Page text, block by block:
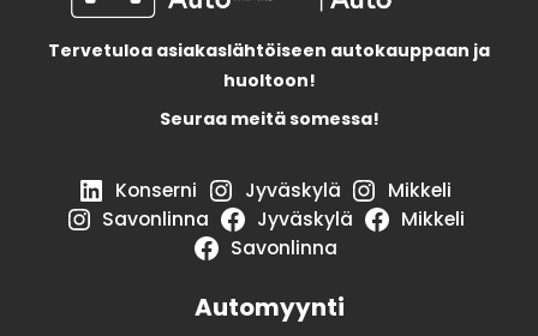
Tervetuloa asiakaslähtöiseen autokauppaan ja
huoltoon!
Seuraa meitä somessa!
Konserni Jyväskylä
Mikkeli
Savonlinna
Jyväskylä
Mikkeli
Savonlinna
Automyynti